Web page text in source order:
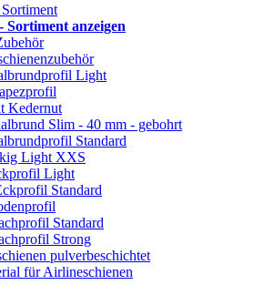
Sortiment anzeigen
Light
Kedernut
Slim - 40 mm - gebohrt
Standard
Light XXS
Light
Standard
Standard
Strong
pulverbeschichtet
für Airlineschienen